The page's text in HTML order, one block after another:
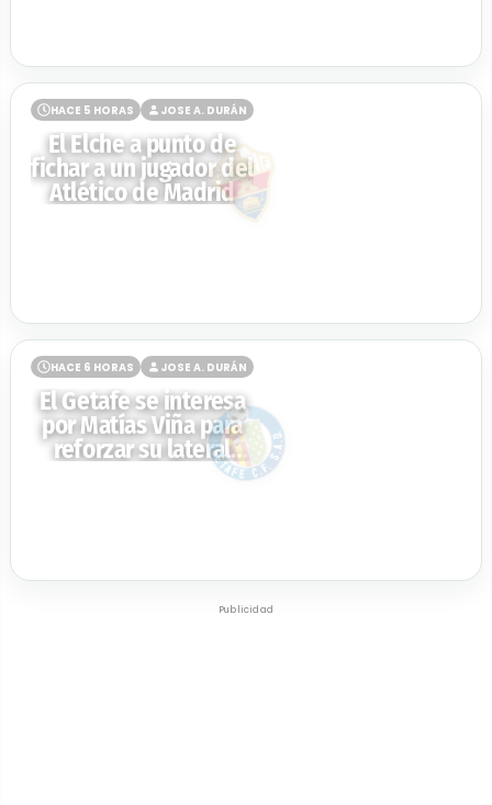
HACE 5 HORAS JOSE A. DURÁN
El Elche a punto de
fichar a un jugador del
Atlético de Madrid
HACE 6 HORAS JOSE A. DURÁN
El Getafe se interesa
por Matías Viña para
reforzar su lateral
Publicidad